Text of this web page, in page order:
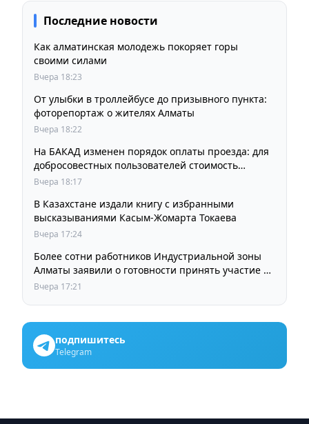
Последние новости
Как алматинская молодежь покоряет горы
своими силами
Вчера 18:23
От улыбки в троллейбусе до призывного пункта:
фоторепортаж о жителях Алматы
Вчера 18:22
На БАКАД изменен порядок оплаты проезда: для
добросовестных пользователей стоимость
остается прежней
Вчера 18:17
В Казахстане издали книгу с избранными
высказываниями Касым-Жомарта Токаева
Вчера 17:24
Более сотни работников Индустриальной зоны
Алматы заявили о готовности принять участие в
выборах членов Курылтая
Вчера 17:21
подпишитесь
Telegram